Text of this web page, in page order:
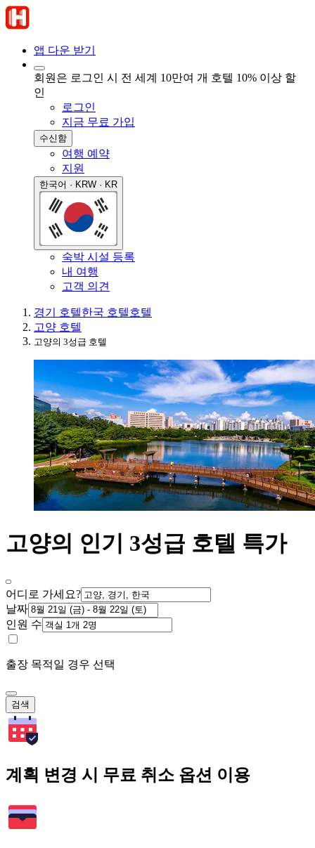
앱 다운 받기
회원은 로그인 시 전 세계 10만여 개 호텔 10% 이상 할
인
로그인
지금 무료 가입
수신함
여행 예약
지원
한국어 · KRW · KR
숙박 시설 등록
내 여행
고객 의견
경기 호텔한국 호텔호텔
고양 호텔
고양의 3성급 호텔
고양의 인기 3성급 호텔 특가
어디로 가세요?
날짜
인원 수
출장 목적일 경우 선택
검색
계획 변경 시 무료 취소 옵션 이용